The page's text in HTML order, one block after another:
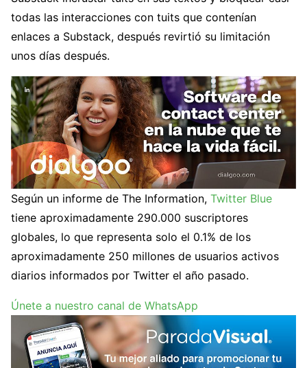
todas las interacciones con tuits que contenían
enlaces a Substack, después revirtió su limitación
unos días después.
Según un informe de The Information, Twitter Blue
tiene aproximadamente 290.000 suscriptores
globales, lo que representa solo el 0.1% de los
aproximadamente 250 millones de usuarios activos
diarios informados por Twitter el año pasado.
Únete a nuestro canal de WhatsApp